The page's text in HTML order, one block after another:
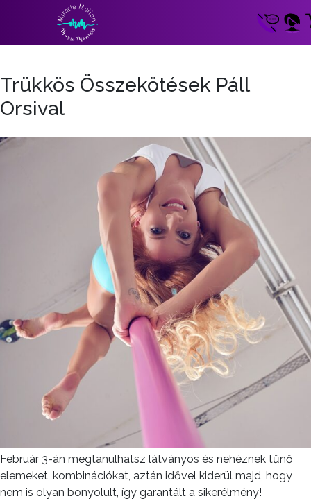
Trükkös Összekötések Páll
Orsival
Február 3-án megtanulhatsz látványos és nehéznek tűnő
elemeket, kombinációkat, aztán idővel kiderül majd, hogy
nem is olyan bonyolult, így garantált a sikerélmény!